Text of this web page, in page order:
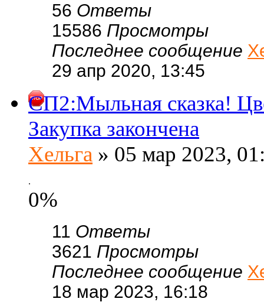
56 Ответы
15586 Просмотры
Последнее сообщение
29 апр 2020, 13:45
СП2:Мыльная сказка!
Закупка закончена
Хельга » 05 мар 2023,
.
0%
11 Ответы
3621 Просмотры
Последнее сообщение
18 мар 2023, 16:18